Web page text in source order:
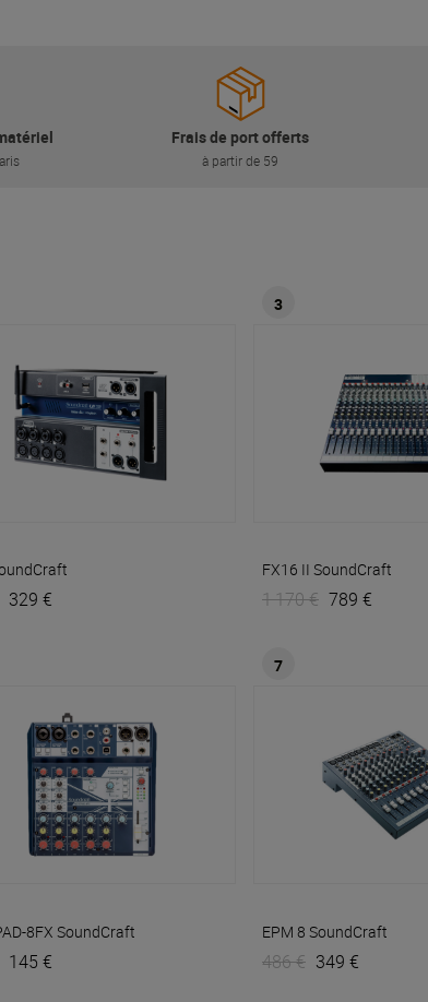
Frais de port offerts
à partir de 59
329 €
3
FX16 II SoundCraft
1 170 € 789 €
8FX SoundCraft
145 €
7
EPM 8 SoundCraft
486 € 349 €